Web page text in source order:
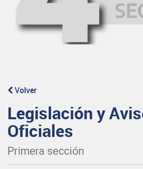
Volver
Legislación y
Oficiales
Primera sección